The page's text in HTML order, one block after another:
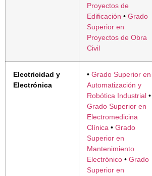
Proyectos de
Edificación • Grado
Superior en
Proyectos de Obra
Civil
Electricidad y
Electrónica
• Grado Superior en
Automatización y
Robótica Industrial •
Grado Superior en
Electromedicina
Clínica • Grado
Superior en
Mantenimiento
Electrónico • Grado
Superior en